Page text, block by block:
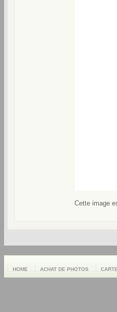
Cette image
HOME ACHAT DE PHOTOS